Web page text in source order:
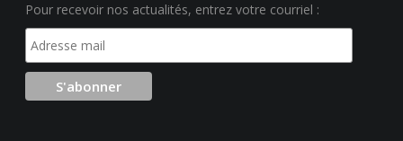
Pour recevoir nos actualités, entrez votre courriel :